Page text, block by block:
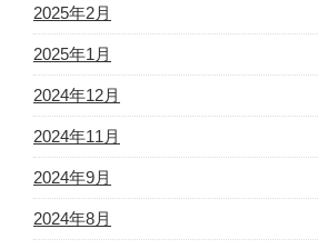
2025年2月
2025年1月
2024年12月
2024年11月
2024年9月
2024年8月